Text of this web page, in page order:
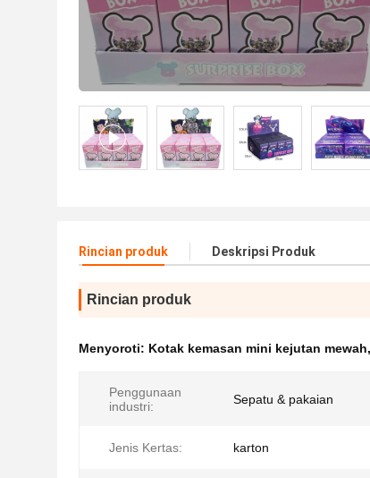
Rincian produk Deskripsi Produk
Rincian produk
Menyoroti: Kotak kemasan mini kejutan mewah,
Penggunaan
industri:
Sepatu & pakaian
Jenis Kertas: karton